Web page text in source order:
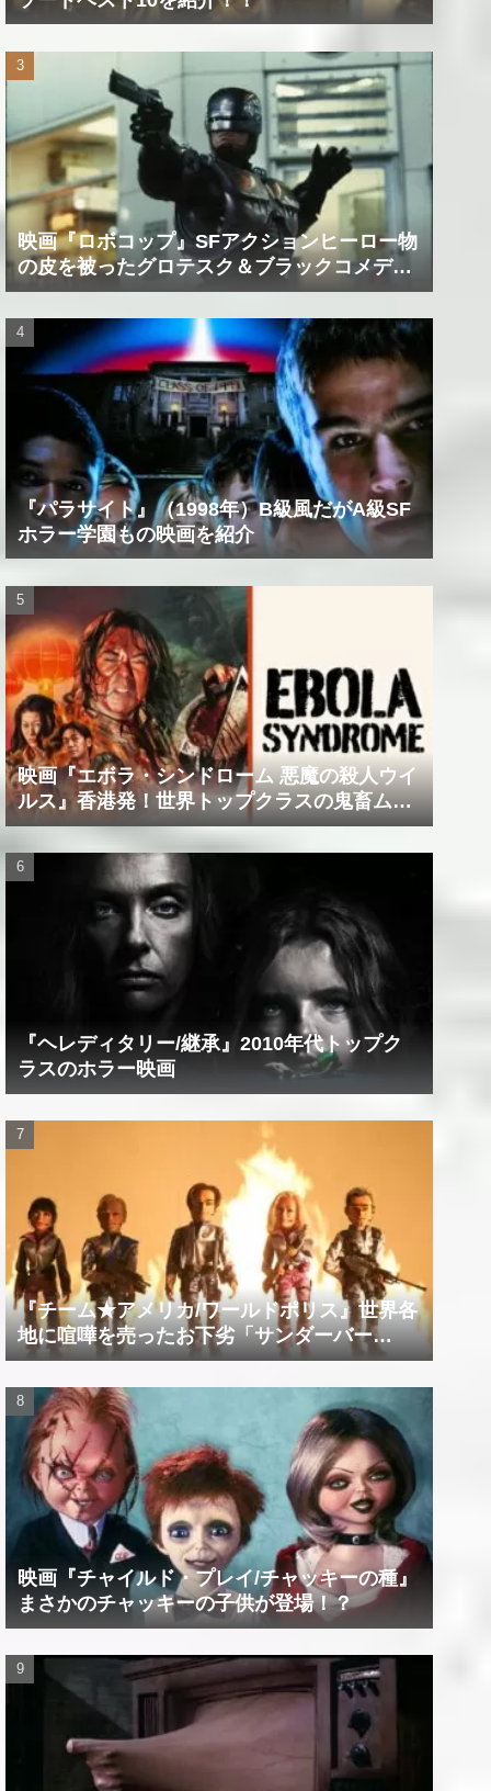
映画『ロボコップ』SFアクションヒーロー物
の皮を被ったグロテスク＆ブラックコメデ
ィ！？
『パラサイト』（1998年）B級風だがA級SF
ホラー学園もの映画を紹介
映画『エボラ・シンドローム 悪魔の殺人ウイ
ルス』香港発！世界トップクラスの鬼畜ムー
ビー！！
『ヘレディタリー/継承』2010年代トップク
ラスのホラー映画
『チーム★アメリカ/ワールドポリス』世界各
地に喧嘩を売ったお下劣「サンダーバー
ド」！？
映画『チャイルド・プレイ/チャッキーの種』
まさかのチャッキーの子供が登場！？